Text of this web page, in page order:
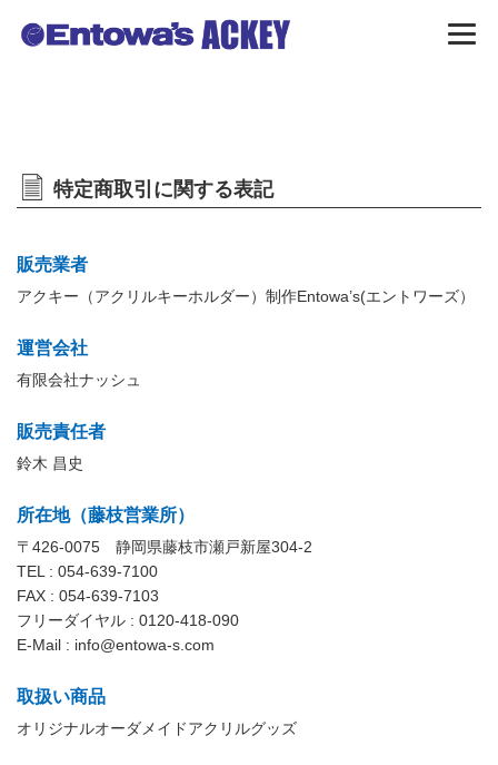
特定商取引に関する表記
販売業者
アクキー（アクリルキーホルダー）制作Entowa’s(エントワーズ）
運営会社
有限会社ナッシュ
販売責任者
鈴木 昌史
所在地（藤枝営業所）
〒426-0075 静岡県藤枝市瀬戸新屋304-2
TEL : 054-639-7100
FAX : 054-639-7103
フリーダイヤル : 0120-418-090
E-Mail : info@entowa-s.com
取扱い商品
オリジナルオーダメイドアクリルグッズ